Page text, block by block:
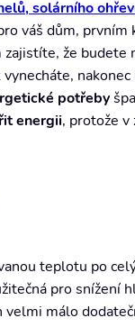
solárního
váš dům,
zajistíte, že budete
potřeby
energii, protože
teplotu po
pro snížení
velmi málo